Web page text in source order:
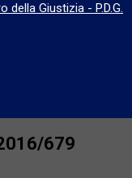
Giustizia - P.D.G.
679